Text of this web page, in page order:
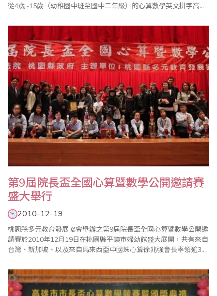
從4歲~15歲（幼稚園中班至國中二年級）的心算數學英文拼字高手
英文拼字大賽。 2007年開始，國手選拔賽除心算數學比賽外，特別
增加英文比賽，主要目的是要提升語言溝通能力及國際性的比賽，
本國選手與外國選手間的互動..
第9屆院長盃全國心算暨數學公開邀請賽
盛大舉行
2010-12-19
桃園縣多元教育發展協會舉辦之第9屆院長盃全國心算暨數學公開邀
請賽於2010年12月19日在桃園縣平鎮市婦幼館盛大展開，共有來自
台灣、新加坡、以及來自馬來西亞中國珠心算徐兆強會長率領逾30
鎮市市長夫人呂玉玲代表平鎮市陳萬得市長、台灣省商業會林元翔
副秘書長，及珠算界楊程焰老師、鍾健美老師等多位蒞臨現場鼓勵
選手，場面盛大熱鬧非凡。 &n..